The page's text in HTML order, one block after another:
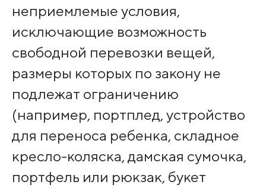
неприемлемые условия,
исключающие возможность
свободной перевозки вещей,
размеры которых по закону не
подлежат ограничению
(например, портплед, устройство
для переноса ребенка, складное
кресло-коляска, дамская сумочка,
портфель или рюкзак, букет